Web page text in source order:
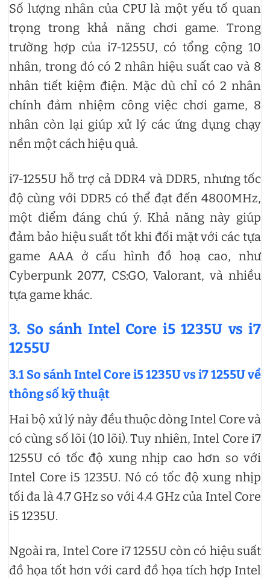
Số lượng nhân của CPU là một yếu tố quan
trọng trong khả năng chơi game. Trong
trường hợp của i7-1255U, có tổng cộng 10
nhân, trong đó có 2 nhân hiệu suất cao và 8
nhân tiết kiệm điện. Mặc dù chỉ có 2 nhân
chính đảm nhiệm công việc chơi game, 8
nhân còn lại giúp xử lý các ứng dụng chạy
nền một cách hiệu quả.
i7-1255U hỗ trợ cả DDR4 và DDR5, nhưng tốc
độ cùng với DDR5 có thể đạt đến 4800MHz,
một điểm đáng chú ý. Khả năng này giúp
đảm bảo hiệu suất tốt khi đối mặt với các tựa
game AAA ở cấu hình đồ hoạ cao, như
Cyberpunk 2077, CS:GO, Valorant, và nhiều
tựa game khác.
3. So sánh Intel Core i5 1235U vs i7
1255U
3.1 So sánh Intel Core i5 1235U vs i7 1255U về
thông số kỹ thuật
Hai bộ xử lý này đều thuộc dòng Intel Core và
có cùng số lõi (10 lõi). Tuy nhiên, Intel Core i7
1255U có tốc độ xung nhịp cao hơn so với
Intel Core i5 1235U. Nó có tốc độ xung nhịp
tối đa là 4.7 GHz so với 4.4 GHz của Intel Core
i5 1235U.
Ngoài ra, Intel Core i7 1255U còn có hiệu suất
đồ họa tốt hơn với card đồ họa tích hợp Intel